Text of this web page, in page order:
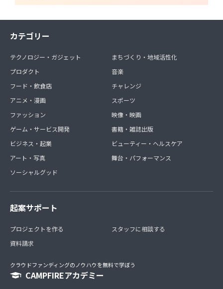
カテゴリー
テクノロジー・ガジェット
プロダクト
フード・飲食店
アニメ・漫画
ファッション
ゲーム・サービス開発
ビジネス・起業
アート・写真
ソーシャルグッド
まちづくり・地域活性化
音楽
チャレンジ
スポーツ
映像・映画
書籍・雑誌出版
ビューティー・ヘルスケア
舞台・パフォーマンス
起案サポート
プロジェクトを作る
資料請求
スタッフに相談する
クラウドファンディングのノウハウを無料で学ぼう
CAMPFIREアカデミー